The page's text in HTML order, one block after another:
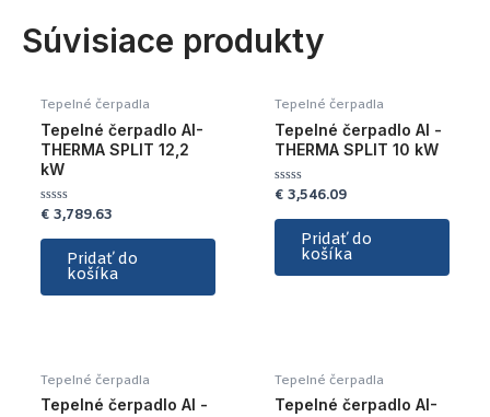
Súvisiace produkty
Tepelné čerpadla
Tepelné čerpadlo AI-
THERMA SPLIT 12,2
kW
Hodnotenie
z
€3,789.63
Pridať do
košíka
Tepelné čerpadla
Tepelné čerpadlo AI -
THERMA SPLIT 10 kW
Hodnotenie
z
€3,546.09
Pridať do
košíka
Tepelné čerpadla
Tepelné čerpadlo AI -
Tepelné čerpadla
Tepelné čerpadlo AI-